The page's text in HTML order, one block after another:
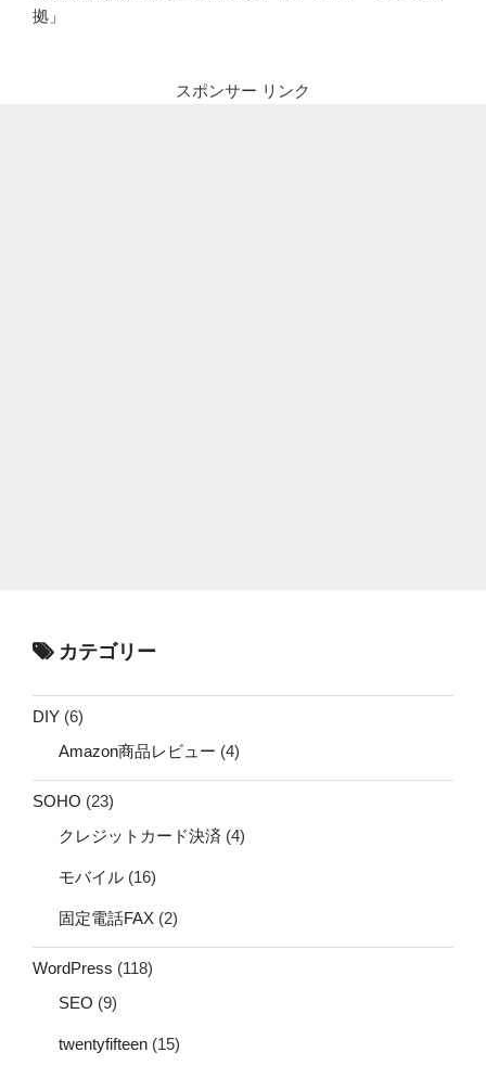
拠」
スポンサー リンク
カテゴリー
DIY (6)
Amazon商品レビュー (4)
SOHO (23)
クレジットカード決済 (4)
モバイル (16)
固定電話FAX (2)
WordPress (118)
SEO (9)
twentyfifteen (15)